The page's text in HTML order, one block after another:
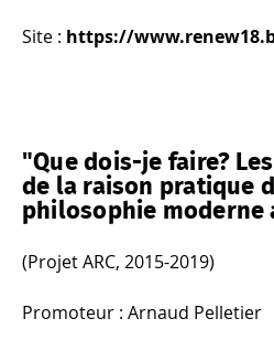
Site : https://
"Que dois-je faire?
de la raison pratique
philosophie moderne
(Projet ARC, 2015-2019)
Promoteur : Arnaud Pelletier